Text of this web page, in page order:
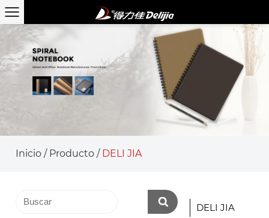
Inicio / Producto / DELI JIA
DELI JIA